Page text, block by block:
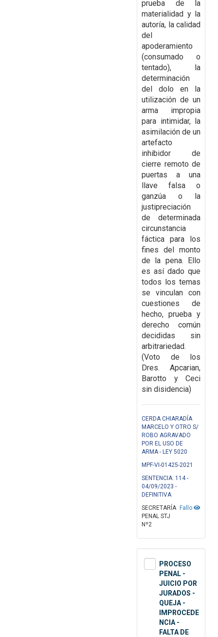
prueba de la
materialidad y la
autoría, la calidad
del
apoderamiento
(consumado o
tentado), la
determinación
del dolo en la
utilización de un
arma impropia
para intimidar, la
asimilación de un
artefacto
inhibidor de
cierre remoto de
puertas a una
llave falsa o
ganzúa o la
justipreciación
de determinada
circunstancia
fáctica para los
fines del monto
de la pena. Ello
es así dado que
todos los temas
se vinculan con
cuestiones de
hecho, prueba y
derecho común
decididas sin
arbitrariedad.
(Voto de los
Dres. Apcarian,
Barotto y Ceci
sin disidencia)
CERDA CHIARADÍA
MARCELO Y OTRO S/
ROBO AGRAVADO
POR EL USO DE
ARMA - LEY 5020
MPF-VI-01425-2021
SENTENCIA: 114 -
04/09/2023 -
DEFINITIVA
Fallo
SECRETARÍA
PENAL STJ
Nº2
PROCESO
PENAL -
JUICIO POR
JURADOS -
QUEJA -
IMPROCEDE
NCIA -
FALTA DE